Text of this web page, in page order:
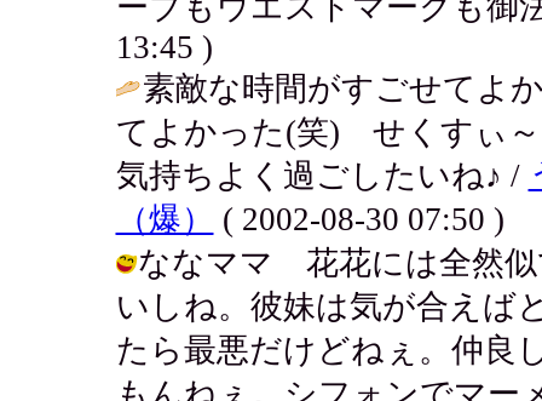
13:45 )
素敵な時間がすごせてよ
てよかった(笑) せくすぃ
気持ちよく過ごしたいね♪ /
（爆）
( 2002-08-30 07:50 )
ななママ 花花には全然似
いしね。彼妹は気が合えば
たら最悪だけどねぇ。仲良
もんねぇ。シフォンでマー